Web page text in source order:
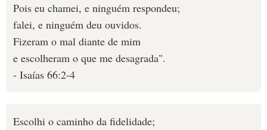
Pois eu chamei, e ninguém respondeu;
falei, e ninguém deu ouvidos.
Fizeram o mal diante de mim
e escolheram o que me desagrada".
- Isaías 66:2-4
Escolhi o caminho da fidelidade;